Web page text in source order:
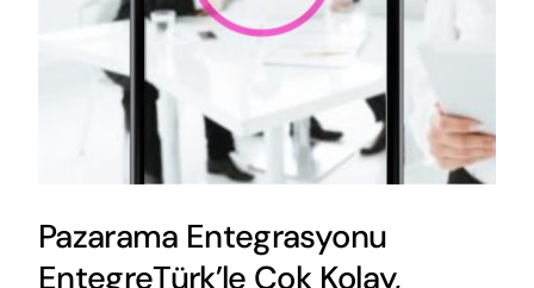
Pazarama Entegrasyonu
EntegreTürk’le Çok Kolay,